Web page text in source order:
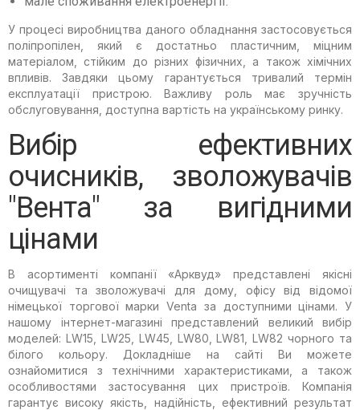
У процесі виробництва даного обладнання застосовується
поліпропілен, який є достатньо пластичним, міцним
матеріалом, стійким до різних фізичних, а також хімічних
впливів. Завдяки цьому гарантується тривалий термін
експлуатації пристрою. Важливу роль має зручність
обслуговування, доступна вартість на українському ринку.
Вибір ефективних
очисників, зволожувачів
"Вента" за вигідними
цінами
В асортименті компанії «Арквуд» представлені якісні
очищувачі та зволожувачі для дому, офісу від відомої
німецької торгової марки Venta за доступними цінами. У
нашому інтернет-магазині представлений великий вибір
моделей: LW15, LW25, LW45, LW80, LW81, LW82 чорного та
білого кольору. Докладніше на сайті Ви можете
ознайомитися з технічними характеристиками, а також
особливостями застосування цих пристроїв. Компанія
гарантує високу якість, надійність, ефективний результат